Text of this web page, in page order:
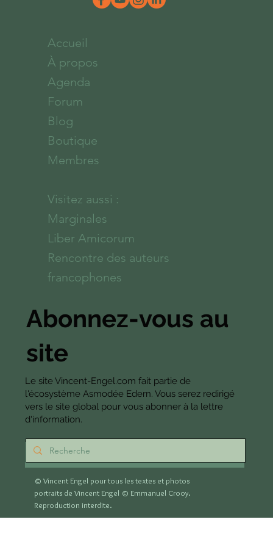
© Vincent Engel pour tous les textes et photos
portraits de Vincent Engel © Emmanuel Crooy.
Reproduction interdite.
Abonnez-vous au
site
Le site Vincent-Engel.com fait partie de
l'écosystème Asmodée Edern. Vous serez redirigé
vers le site global pour vous abonner à la lettre
d'information.
Accueil
À propos
Agenda
Forum
Blog
Boutique
Membres
Visitez aussi :
Marginales
Liber Amicorum
Rencontre des auteurs
francophones